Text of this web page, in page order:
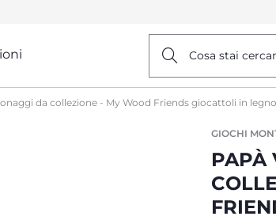
Cosa stai
da collezione - My Wood Friends giocattoli in legno
GIOCHI
PAPÀ